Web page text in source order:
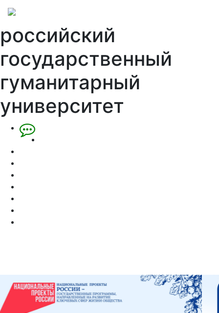
российский
государственный
гуманитарный
университет